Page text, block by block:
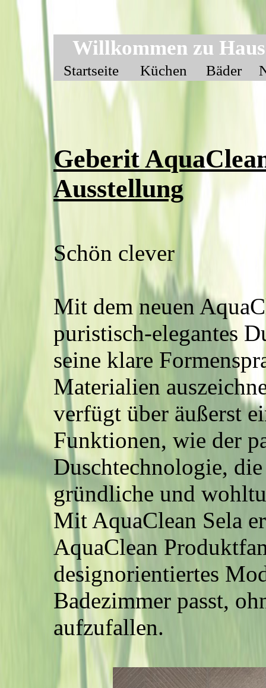
Willkommen zu
Startseite Küchen Bäder
Geberit
Ausstellung
Schön clever
Mit dem neuen
puristisch-elegantes
seine klare
Materialien
verfügt über äußerst
Funktionen, wie der
Duschtechnologie,
gründliche und
Mit AquaClean Sela
AquaClean
designorientiertes
Badezimmer passt,
aufzufallen.